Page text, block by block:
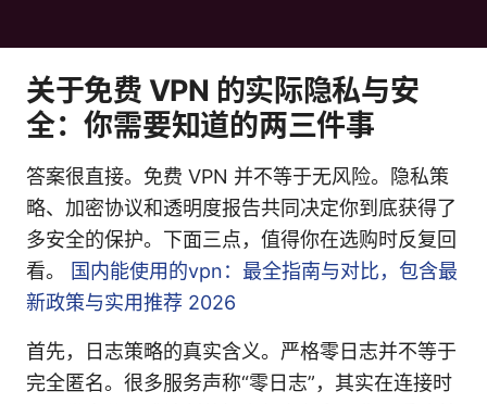
关于免费 VPN 的实际隐私与安
全：你需要知道的两三件事
答案很直接。免费 VPN 并不等于无风险。隐私策
略、加密协议和透明度报告共同决定你到底获得了
多安全的保护。下面三点，值得你在选购时反复回
看。
国内能使用的vpn：最全指南与对比，包含最
新政策与实用推荐 2026
首先，日志策略的真实含义。严格零日志并不等于
完全匿名。很多服务声称“零日志”，其实在连接时